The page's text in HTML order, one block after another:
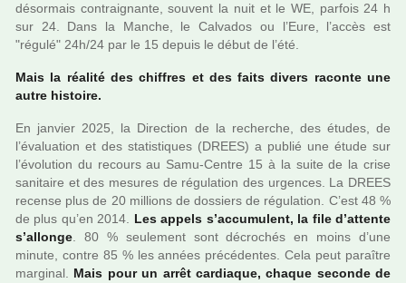
désor­mais contrai­gnante, sou­vent la nuit et le WE, par­fois 24 h
sur 24. Dans la Manche, le Calvados ou l’Eure, l’accès est
"régulé" 24h/24 par le 15 depuis le début de l’été.
Mais la réa­lité des chif­fres et des faits divers raconte une
autre his­toire.
En jan­vier 2025, la Direction de la recher­che, des études, de
l’évaluation et des sta­tis­ti­ques (DREES) a publié une étude sur
l’évolution du recours au Samu-Centre 15 à la suite de la crise
sani­taire et des mesu­res de régu­la­tion des urgen­ces. La DREES
recense plus de 20 mil­lions de dos­siers de régu­la­tion. C’est 48 %
de plus qu’en 2014. Les appels s’accu­mu­lent, la file d’attente
s’allonge . 80 % seu­le­ment sont décro­chés en moins d’une
minute, contre 85 % les années pré­cé­den­tes. Cela peut paraî­tre
mar­gi­nal. Mais pour un arrêt car­dia­que, chaque seconde de